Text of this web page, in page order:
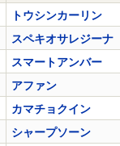
トウシンカーリン
スペキオサレジーナ
スマートアンバー
アファン
カマチョクイン
シャープソーン